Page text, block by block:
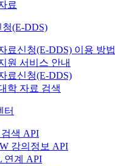
료
(E-DDS)
료신청(E-DDS) 이용 방법
원 서비스 안내
료신청(E-DDS)
학 자료 검색
터
검색 API
강의정보 API
연계 API